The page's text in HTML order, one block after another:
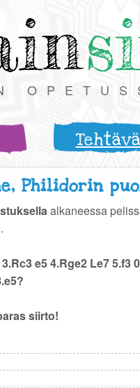
Philidorin
alkaneessa
e5 4.Rge2 Le7 5.f3
siirto!